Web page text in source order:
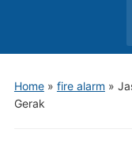
Home» fire alarm »
Gerak